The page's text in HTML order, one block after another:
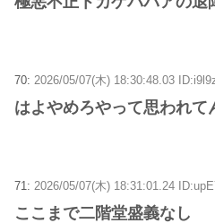
70: 2026/05/07(木) 18:30:48.03
はよやめろやって思われて
71: 2026/05/07(木) 18:31:01.24
ここまで二階堂盛義なし